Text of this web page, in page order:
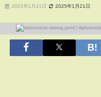
2025年1月21日 2025年1月21日